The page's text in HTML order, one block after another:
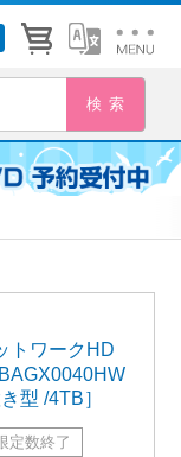
トワークHD
型 /4TB］
定数終了